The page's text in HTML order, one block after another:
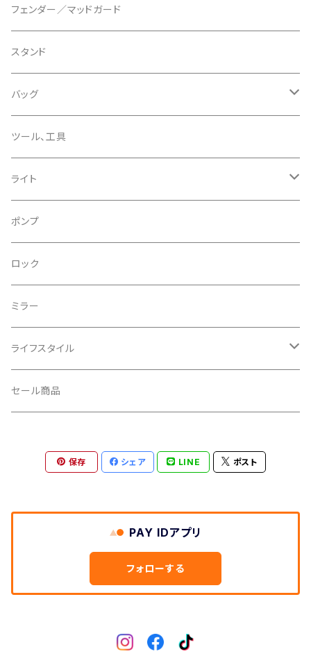
CERAMIC SPEED/セラミックスピード
CHRIS KING/クリスキング
CHROMAG/クロマグ
CHROME/クローム
CONTINENTAL/コンチネンタル
CRANE/クレーン
CRANKBROTHERS/クランクブラザーズ
CROSS SECTION/クロスセクション
CLIK/クリック
CUSH CORE/クッシュコア
DEFEET/デフィート
DIXNA/ディズナ
DKG/ディーケージー
ボトムブラケット
リアディレーラー
チェーン
タイヤインサート
リムテープ
チューブレスバルブ/ バルブキャップ
シーラント
フェンダー／マッドガード
スタンド
バッグ
サドルバッグ
サコッシュ
バックパック
フレームバッグ
輪行袋
輪行小物
バイクカバー
その他
ツール、工具
ライト
フロントライト
テールライト
ポンプ
ロック
ミラー
ライフスタイル
キャップ
アクセサリー
セール商品
保存 シェア LINE ポスト
PAY IDアプリ
フォローする